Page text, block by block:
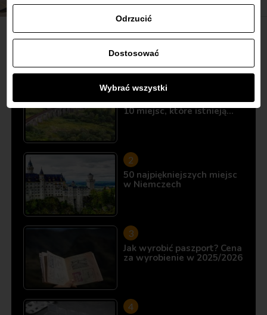
Najbardziej popularne
Śladami Harry’ego Pottera:
10 miejsc, które istnieją…
50 najpiękniejszych miejsc
w Niemczech
Jak wyrobić paszport? Cena
za wyrobienie w 2025/2026
Odrzucić
Dostosować
Wybrać wszystki